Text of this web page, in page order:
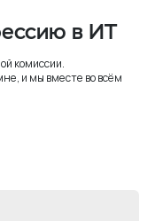
в ИТ
комиссии.
и мы вместе во всём